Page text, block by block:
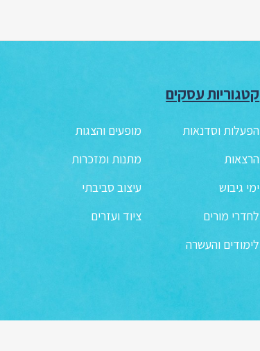
קטגוריות עסקים
הפעלות וסדנאות
הרצאות
ימי גיבוש
לחדרי מורים
לימודים והעשרה
מופעים והצגות
מתנות ומזכרות
עיצוב סביבתי
ציוד ועזרים